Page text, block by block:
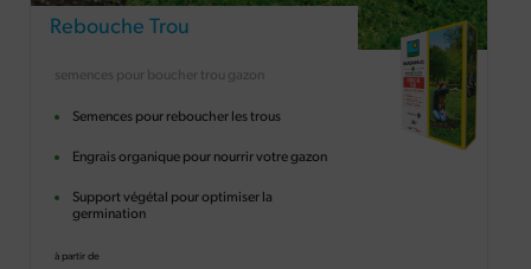
Rebouche Trou
semences pour boucher trou gazon
Semences pour reboucher les trous
Engrais organique pour nourrir votre gazon
Support végétal pour optimiser la
germination
à partir de